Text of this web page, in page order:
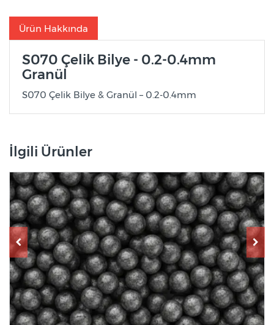
Ürün Hakkında
S070 Çelik Bilye - 0.2-0.4mm
Granül
S070 Çelik Bilye & Granül – 0.2-0.4mm
İlgili Ürünler